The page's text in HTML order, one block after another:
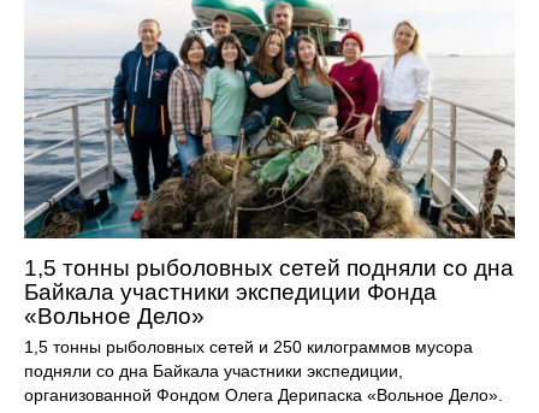
1,5 тонны рыболовных сетей подняли со дна
Байкала участники экспедиции Фонда
«Вольное Дело»
1,5 тонны рыболовных сетей и 250 килограммов мусора
подняли со дна Байкала участники экспедиции,
организованной Фондом Олега Дерипаска «Вольное Дело».